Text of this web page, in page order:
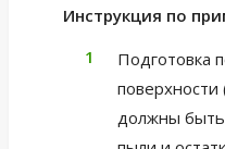
Инструкция по
Подготовка
поверхности
должны быть